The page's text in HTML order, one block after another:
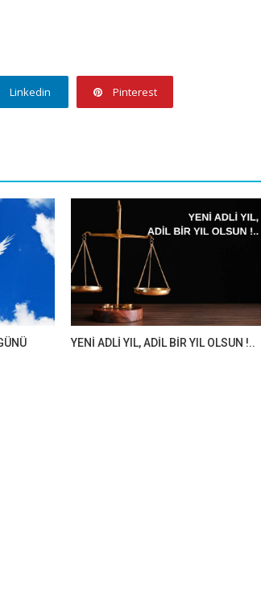
Linkedin Pinterest
YENİ ADLİ YIL, ADİL BİR YIL OLSUN !..